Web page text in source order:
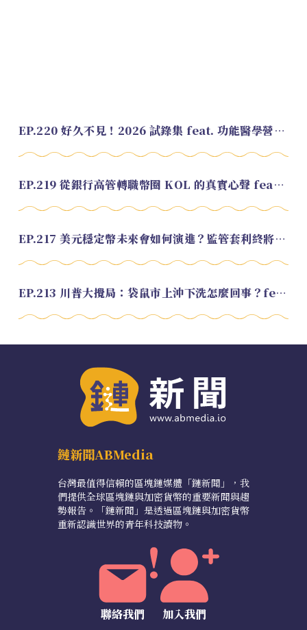
EP.220 好久不見！2026 試錄集 feat. 功能醫學營養師 美寶
EP.219 從銀行高管轉職幣圈 KOL 的真實心聲 feat.龜大
EP.217 美元穩定幣未來會如何演進？監管套利終將收斂？feat. 研究員 余哲安
EP.213 川普大攪局：袋鼠市上沖下洗怎麼回事？feat. Alvin
鏈新聞ABMedia
台灣最值得信賴的區塊鏈媒體「鏈新聞」，我
們提供全球區塊鏈與加密貨幣的重要新聞與趨
勢報告。「鏈新聞」是透過區塊鏈與加密貨幣
重新認識世界的青年科技讀物。
聯絡我們 加入我們